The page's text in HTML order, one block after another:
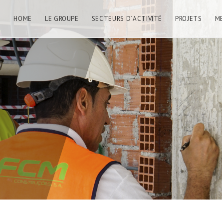
HOME LE GROUPE SECTEURS D´ACTIVITÉ PROJETS